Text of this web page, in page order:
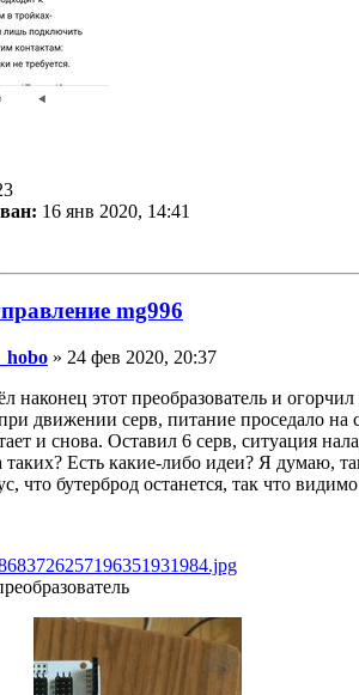
16 янв 2020, 14:41
mg996
» 24 фев 2020, 20:37
наконец этот преобразователь и
движении серв, питание проседало
и снова. Оставил 6 серв, ситуация
Есть какие-либо идеи? Я думаю,
что бутерброд останется, так что